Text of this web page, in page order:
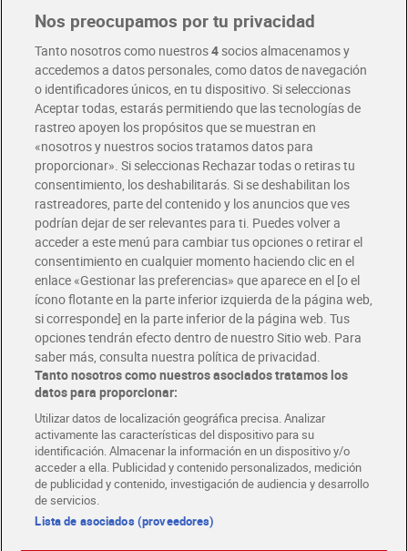
Pide hoy, recibe hoy
Envío gratis por compras superiores a 100€
Envío estandar por 4,99€
Glovo y Uber Eats
Solicita tu factura de Glovo o Uber Eats
Únete al CLUB Dia
Disfruta las ventajas y ofertas exclusivas.
Descárgate la APP Dia
Folletos y Tiendas
Descubre las mejores ofertas y busca tu tienda más cercana
Tarjeta MaX Dia
Te devuelve hasta 8€/mes de tus compras.
¡Solicita tu tarjeta de crédito aquí!
COMER MEJOR CADA DIA
COLABORA CON DIA ABRE TU TIENDA DIA CORPORATE
Nos preocupamos por tu privacidad
Tanto nosotros como nuestros4socios almacenamos y
accedemos a datos personales, como datos de navegación
o identificadores únicos, en tu dispositivo. Si seleccionas
Aceptar todas, estarás permitiendo que las tecnologías de
rastreo apoyen los propósitos que se muestran en
«nosotros y nuestros socios tratamos datos para
proporcionar». Si seleccionas Rechazar todas o retiras tu
consentimiento, los deshabilitarás. Si se deshabilitan los
rastreadores, parte del contenido y los anuncios que ves
podrían dejar de ser relevantes para ti. Puedes volver a
acceder a este menú para cambiar tus opciones o retirar el
consentimiento en cualquier momento haciendo clic en el
enlace «Gestionar las preferencias» que aparece en el [o el
ícono flotante en la parte inferior izquierda de la página web,
si corresponde] en la parte inferior de la página web. Tus
opciones tendrán efecto dentro de nuestro Sitio web. Para
saber más, consulta nuestra política de privacidad.
Tanto nosotros como nuestros asociados tratamos los
datos para proporcionar:
Utilizar datos de localización geográfica precisa. Analizar
activamente las características del dispositivo para su
identificación. Almacenar la información en un dispositivo y/o
acceder a ella. Publicidad y contenido personalizados, medición
de publicidad y contenido, investigación de audiencia y desarrollo
de servicios.
Lista de asociados (proveedores)